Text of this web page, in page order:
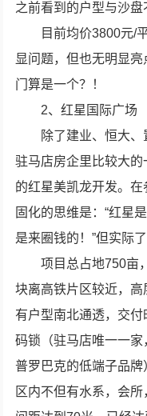
之前看到的户型与沙盘
目前均价3800元/
显问题，但也无明显
门算是一个？！
2、红星国际广场
除了建业、恒大
驻马店房企里比较大
的红星美凯龙开发。
固化的思维是：“红星
是来圈钱的！”但实际
项目总占地750亩
块离高铁片区较近，
有户型南北通透，交
码锁（驻马店唯一一
普罗巴克的低端子品
区内不但有水系，会